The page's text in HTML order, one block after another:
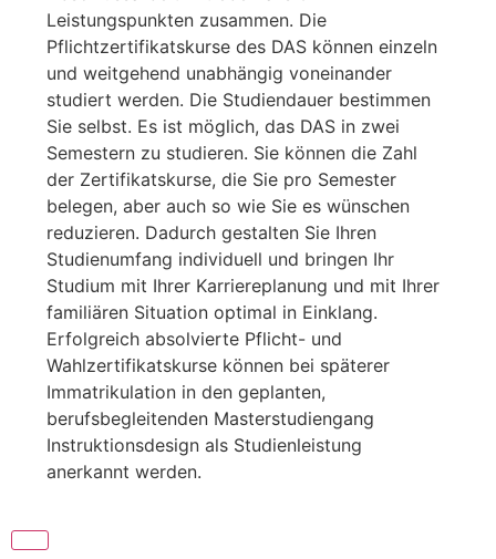
Leistungspunkten zusammen. Die
Pflichtzertifikatskurse des DAS können einzeln
und weitgehend unabhängig voneinander
studiert werden. Die Studiendauer bestimmen
Sie selbst. Es ist möglich, das DAS in zwei
Semestern zu studieren. Sie können die Zahl
der Zertifikatskurse, die Sie pro Semester
belegen, aber auch so wie Sie es wünschen
reduzieren. Dadurch gestalten Sie Ihren
Studienumfang individuell und bringen Ihr
Studium mit Ihrer Karriereplanung und mit Ihrer
familiären Situation optimal in Einklang.
Erfolgreich absolvierte Pflicht- und
Wahlzertifikatskurse können bei späterer
Immatrikulation in den geplanten,
berufsbegleitenden Masterstudiengang
Instruktionsdesign als Studienleistung
anerkannt werden.